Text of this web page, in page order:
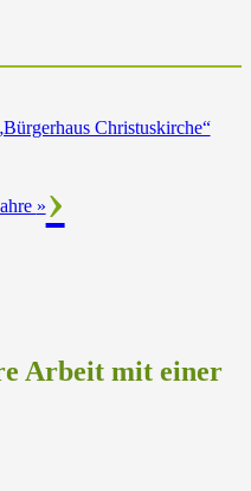
Christuskirche“
»
Arbeit mit einer